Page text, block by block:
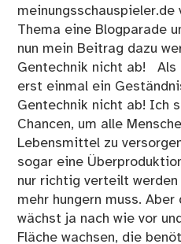
Thema eine Blogparade
nun mein Beitrag dazu
Gentechnik nicht ab! Als
erst einmal ein
Gentechnik nicht ab! Ich
Chancen, um alle
Lebensmittel zu
sogar eine
nur richtig verteilt
mehr hungern muss.
wächst ja nach wie vor
Fläche wachsen, die